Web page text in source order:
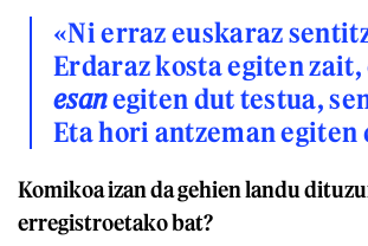
«Ni erraz euskaraz
Erdaraz kosta egiten zait,
esanegiten dut testua,
Eta hori antzeman egiten
Komikoa izan da gehien landu
erregistroetako bat?